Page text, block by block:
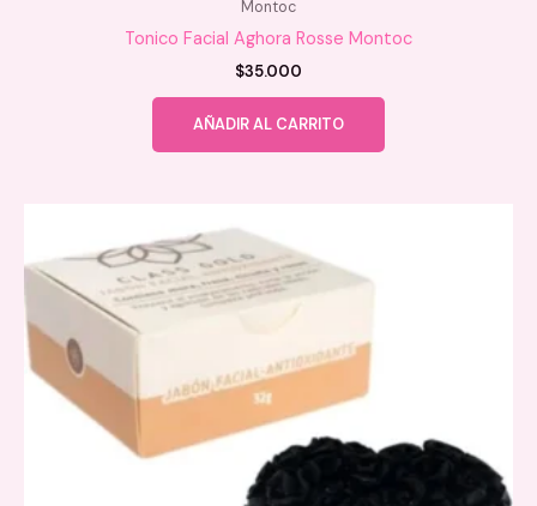
Montoc
Tonico Facial Aghora Rosse Montoc
$35.000
AÑADIR AL CARRITO